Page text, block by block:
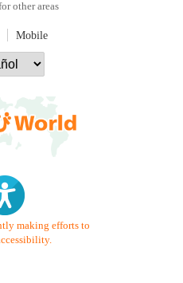
other areas
Mobile
making efforts to